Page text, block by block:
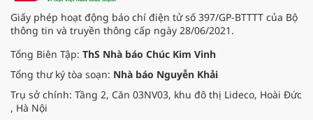
Giấy phép hoạt động báo chí điện tử số 397/GP-BTTTT của Bộ
thông tin và truyền thông cấp ngày 28/06/2021.
Tổng Biên Tập: ThS Nhà báo Chúc Kim Vinh
Tổng thư ký tòa soạn: Nhà báo Nguyễn Khải
Trụ sở chính: Tầng 2, Căn 03NV03, khu đô thị Lideco, Hoài Đức
, Hà Nội